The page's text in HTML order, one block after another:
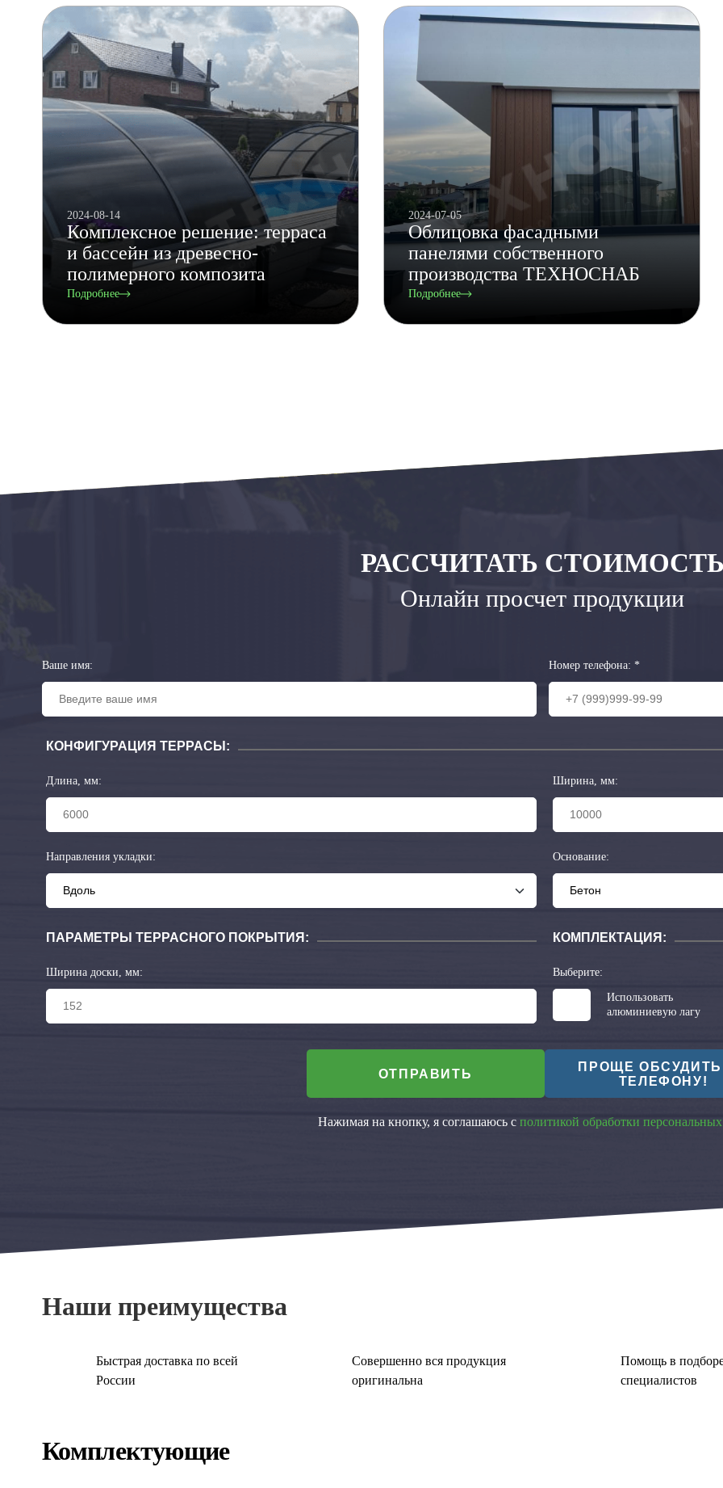
2024-08-14
Комплексное решение: терраса
и бассейн из древесно-
полимерного композита
Подробнее
2024-07-05
Облицовка фасадными
панелями собственного
производства ТЕХНОСНАБ
Подробнее
РАССЧИТАТЬ
Онлайн просчет продукции
Ваше имя: Номер телефона: *
КОНФИГУРАЦИЯ ТЕРРАСЫ:
Длина, мм: Ширина, мм:
Направления укладки: Основание:
ПАРАМЕТРЫ ТЕРРАСНОГО ПОКРЫТИЯ:
Ширина доски, мм:
КОМПЛЕКТАЦИЯ:
Выберите:
Использовать
алюминиевую лагу
ОТПРАВИТЬ
ПРОЩЕ
ТЕЛЕФОНУ!
Нажимая на кнопку, я соглашаюсь с политикой обработки
Наши преимущества
Быстрая доставка по всей
России
Совершенно вся продукция
оригинальна
Помощь в
специалистов
Комплектующие